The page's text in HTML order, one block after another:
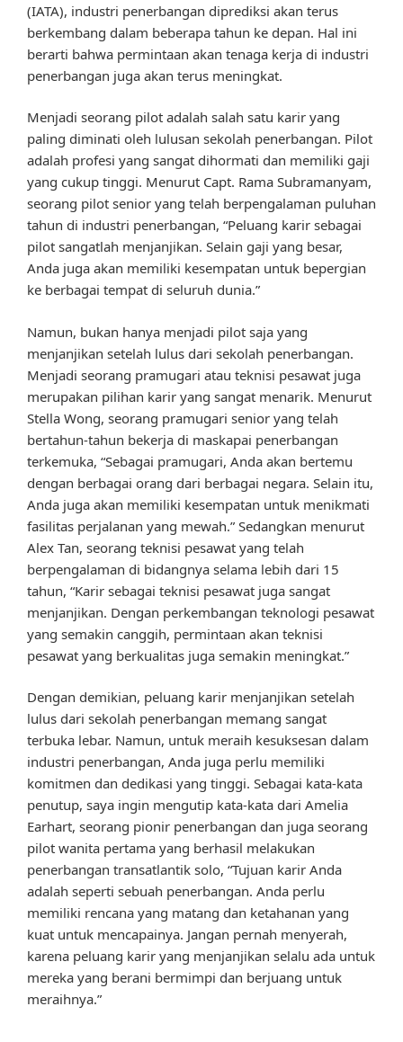
(IATA), industri penerbangan diprediksi akan terus
berkembang dalam beberapa tahun ke depan. Hal ini
berarti bahwa permintaan akan tenaga kerja di industri
penerbangan juga akan terus meningkat.
Menjadi seorang pilot adalah salah satu karir yang
paling diminati oleh lulusan sekolah penerbangan. Pilot
adalah profesi yang sangat dihormati dan memiliki gaji
yang cukup tinggi. Menurut Capt. Rama Subramanyam,
seorang pilot senior yang telah berpengalaman puluhan
tahun di industri penerbangan, “Peluang karir sebagai
pilot sangatlah menjanjikan. Selain gaji yang besar,
Anda juga akan memiliki kesempatan untuk bepergian
ke berbagai tempat di seluruh dunia.”
Namun, bukan hanya menjadi pilot saja yang
menjanjikan setelah lulus dari sekolah penerbangan.
Menjadi seorang pramugari atau teknisi pesawat juga
merupakan pilihan karir yang sangat menarik. Menurut
Stella Wong, seorang pramugari senior yang telah
bertahun-tahun bekerja di maskapai penerbangan
terkemuka, “Sebagai pramugari, Anda akan bertemu
dengan berbagai orang dari berbagai negara. Selain itu,
Anda juga akan memiliki kesempatan untuk menikmati
fasilitas perjalanan yang mewah.” Sedangkan menurut
Alex Tan, seorang teknisi pesawat yang telah
berpengalaman di bidangnya selama lebih dari 15
tahun, “Karir sebagai teknisi pesawat juga sangat
menjanjikan. Dengan perkembangan teknologi pesawat
yang semakin canggih, permintaan akan teknisi
pesawat yang berkualitas juga semakin meningkat.”
Dengan demikian, peluang karir menjanjikan setelah
lulus dari sekolah penerbangan memang sangat
terbuka lebar. Namun, untuk meraih kesuksesan dalam
industri penerbangan, Anda juga perlu memiliki
komitmen dan dedikasi yang tinggi. Sebagai kata-kata
penutup, saya ingin mengutip kata-kata dari Amelia
Earhart, seorang pionir penerbangan dan juga seorang
pilot wanita pertama yang berhasil melakukan
penerbangan transatlantik solo, “Tujuan karir Anda
adalah seperti sebuah penerbangan. Anda perlu
memiliki rencana yang matang dan ketahanan yang
kuat untuk mencapainya. Jangan pernah menyerah,
karena peluang karir yang menjanjikan selalu ada untuk
mereka yang berani bermimpi dan berjuang untuk
meraihnya.”